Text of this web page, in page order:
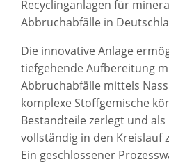
Recyclinganlagen für
Abbruchabfälle in
Die innovative Anlage
tiefgehende Aufbereitung
Abbruchabfälle mittels
komplexe Stoffgemische
Bestandteile zerlegt und
vollständig in den Kreislauf
Ein geschlossener